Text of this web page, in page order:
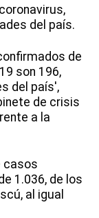
del país.
de
son 196,
del país',
de crisis
a la
casos
1.036, de los
al igual